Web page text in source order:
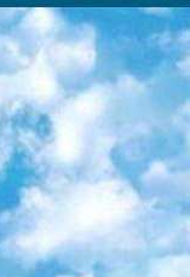
придумывают лишь заголовки, в остальном содержание переводов соответствует оригиналам. Полные тексты можно читать прямо в социальной сети. 8. InternetUrok Онлайн-база материалов по основным дисциплинам школьной программы. Информация на сайте структурирована по классам, предметам и темам (урокам). Каждый урок состоит из видеолекций и конспектов. Есть также интерактивные тренажёры и тесты для закрепления пройденного материала. Даже если вы давно окончили школу, возможность повторить программу старших классов всегда может пригодиться. 9. Edutainme Ещё один ресурс об образовании. В отличие от Newtonew, как мне кажется, Edutainme больше ориентируется на представителей индустрии: педагогов, предпринимателей, разработчиков образовательных проектов. Но и любой, кто просто стремится к саморазвитию, найдёт на сайте много полезного и интересного для себя. Например, информацию о новых курсах и образовательных сервисах. 10. Newtonew Онлайн-медиа об образовании и обучении в широком смысле. Авторы Newtonew пишут об инструментах, заведениях, тактиках и стратегиях, которые помогают учить других и получать новые знания самостоятельно. На этой площадке вы найдёте новости, обзоры, аналитические мат